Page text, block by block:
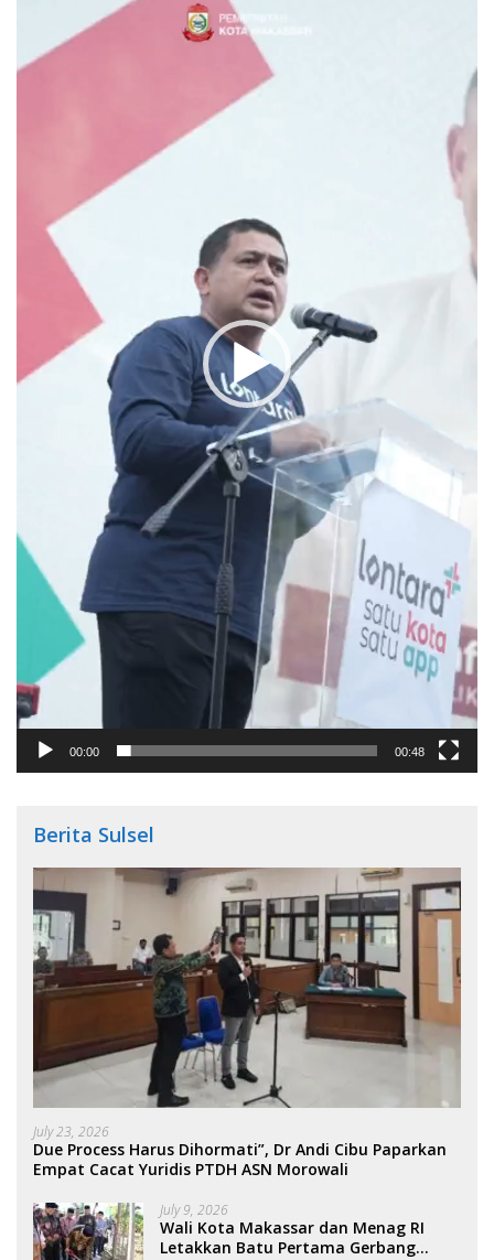
00:00 00:48
Berita Sulsel
July 23, 2026
Due Process Harus Dihormati”, Dr Andi Cibu Paparkan
Empat Cacat Yuridis PTDH ASN Morowali
July 9, 2026
Wali Kota Makassar dan Menag RI
Letakkan Batu Pertama Gerbang